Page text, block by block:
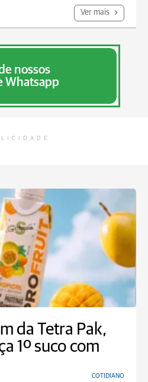
Ver mais
nossos
Whatsapp
da Tetra Pak,
1º suco com
COTIDIANO